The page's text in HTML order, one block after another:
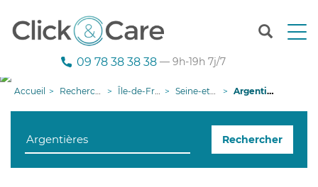
T
n
g
09 78 38 38 38 — 9h-19h 7j/7
Accueil Recherche aide à domicile Île-de-France Seine-et-Marne Argentières
Rechercher